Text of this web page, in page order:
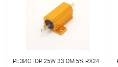
РЕЗИСТОР 25W 33 OM 5% RX24